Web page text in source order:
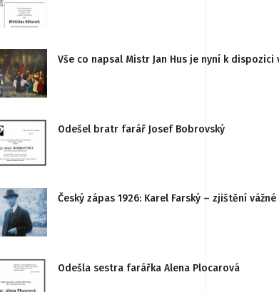
Vše co napsal Mistr Jan Hus je nyní k
Odešel bratr farář Josef Bobrovský
Český zápas 1926: Karel Farský – zjištění
Odešla sestra farářka Alena Plocarová